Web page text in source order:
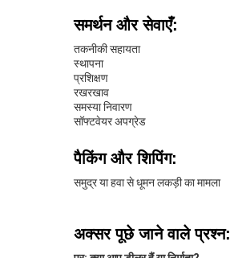
समर्थन और सेवाएँ:
तकनीकी सहायता
स्थापना
प्रशिक्षण
रखरखाव
समस्या निवारण
सॉफ्टवेयर अपग्रेड
पैकिंग और शिपिंग:
समुद्र या हवा से धूमन लकड़ी का मामला
अक्सर पूछे जाने वाले प्रश्न: